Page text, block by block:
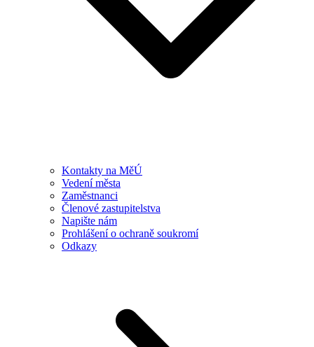
Kontakty na MěÚ
Vedení města
Zaměstnanci
Členové zastupitelstva
Napište nám
Prohlášení o ochraně soukromí
Odkazy